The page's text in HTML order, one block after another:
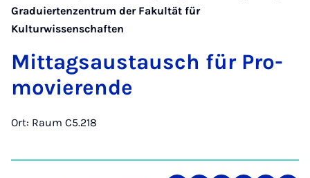
Graduiertenzentrum der Fakultät für
Kulturwissenschaften
Mit­tags­aus­tausch für Pro­
mo­vie­ren­de
Ort: Raum C5.218